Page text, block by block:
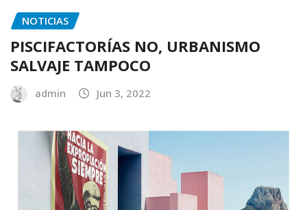
NOTICIAS
PISCIFACTORÍAS NO, URBANISMO
SALVAJE TAMPOCO
admin Jun 3, 2022